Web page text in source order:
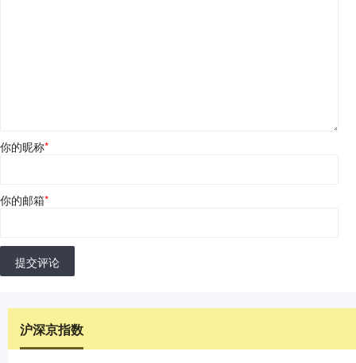
你的昵称*
你的邮箱*
提交评论
沪深京指数